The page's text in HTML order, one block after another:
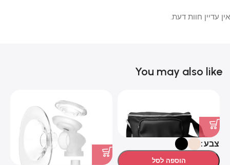
אין עדיין חוות דעת.
You may also like
צבע
הוספה לסל